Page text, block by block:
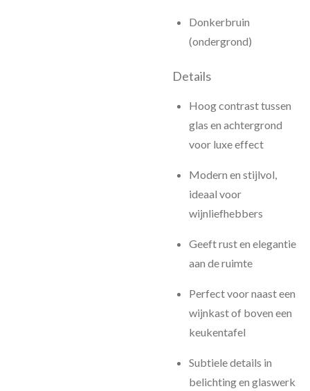
Donkerbruin
(ondergrond)
Details
Hoog contrast tussen
glas en achtergrond
voor luxe effect
Modern en stijlvol,
ideaal voor
wijnliefhebbers
Geeft rust en elegantie
aan de ruimte
Perfect voor naast een
wijnkast of boven een
keukentafel
Subtiele details in
belichting en glaswerk